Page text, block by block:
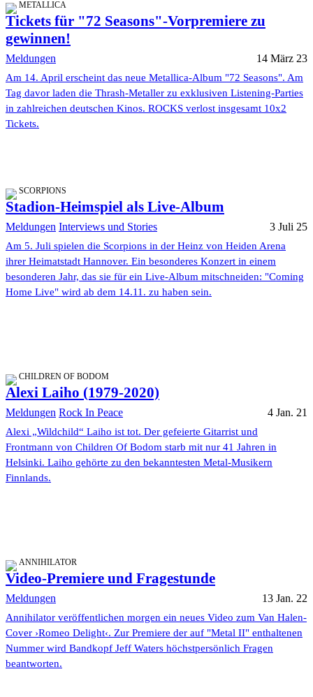
METALLICA
Tickets für "72 Seasons"-Vorpremiere zu
gewinnen!
Meldungen 14 März 23
Am 14. April erscheint das neue Metallica-Album "72 Seasons". Am
Tag davor laden die Thrash-Metaller zu exklusiven Listening-Parties
in zahlreichen deutschen Kinos. ROCKS verlost insgesamt 10x2
Tickets.
SCORPIONS
Stadion-Heimspiel als Live-Album
Meldungen Interviews und Stories 3 Juli 25
Am 5. Juli spielen die Scorpions in der Heinz von Heiden Arena
ihrer Heimatstadt Hannover. Ein besonderes Konzert in einem
besonderen Jahr, das sie für ein Live-Album mitschneiden: "Coming
Home Live" wird ab dem 14.11. zu haben sein.
CHILDREN OF BODOM
Alexi Laiho (1979-2020)
Meldungen Rock In Peace 4 Jan. 21
Alexi „Wildchild“ Laiho ist tot. Der gefeierte Gitarrist und
Frontmann von Children Of Bodom starb mit nur 41 Jahren in
Helsinki. Laiho gehörte zu den bekanntesten Metal-Musikern
Finnlands.
ANNIHILATOR
Video-Premiere und Fragestunde
Meldungen 13 Jan. 22
Annihilator veröffentlichen morgen ein neues Video zum Van Halen-
Cover ›Romeo Delight‹. Zur Premiere der auf "Metal II" enthaltenen
Nummer wird Bandkopf Jeff Waters höchstpersönlich Fragen
beantworten.